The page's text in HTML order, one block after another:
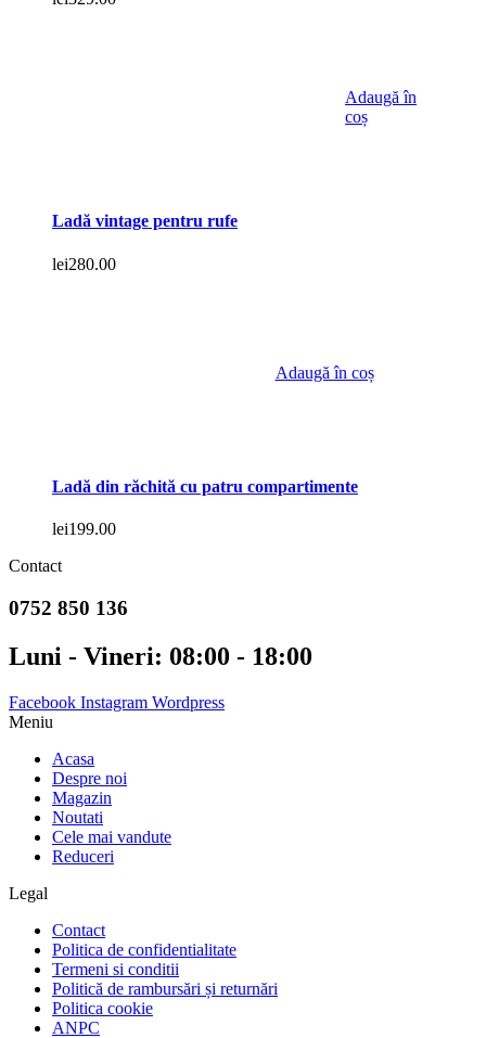
Adaugă în
coș
Ladă vintage pentru rufe
lei280.00
Adaugă în coș
Ladă din răchită cu patru compartimente
lei199.00
Contact
0752 850 136
Luni - Vineri: 08:00 - 18:00
Facebook Instagram Wordpress
Meniu
Acasa
Despre noi
Magazin
Noutati
Cele mai vandute
Reduceri
Legal
Contact
Politica de confidentialitate
Termeni si conditii
Politică de rambursări și returnări
Politica cookie
ANPC